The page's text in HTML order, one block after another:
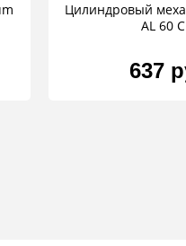
Цилиндровый
AL 60
637